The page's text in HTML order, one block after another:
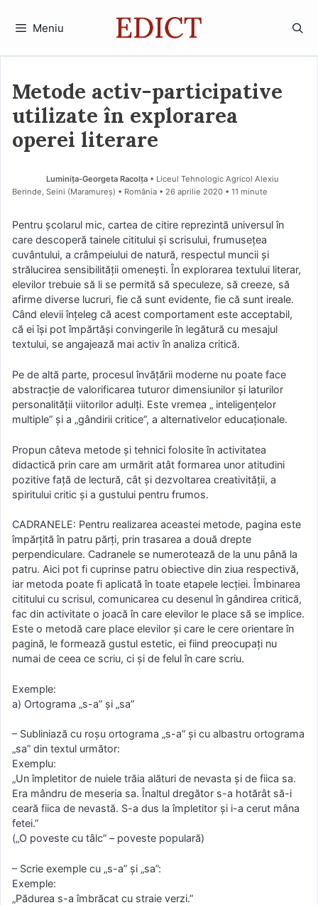
Meniu
Metode activ-participative
utilizate în explorarea
operei literare
Luminița-Georgeta Racolța • Liceul Tehnologic Agricol Alexiu
Berinde, Seini (Maramureş) • România
26 aprilie 2020 • 11 minute
Pentru şcolarul mic, cartea de citire reprezintă universul în
care descoperă tainele cititului şi scrisului, frumuseţea
cuvântului, a crâmpeiului de natură, respectul muncii şi
strălucirea sensibilităţii omeneşti. În explorarea textului literar,
elevilor trebuie să li se permită să speculeze, să creeze, să
afirme diverse lucruri, fie că sunt evidente, fie că sunt ireale.
Când elevii înţeleg că acest comportament este acceptabil,
că ei îşi pot împărtăşi convingerile în legătură cu mesajul
textului, se angajează mai activ în analiza critică.
Pe de altă parte, procesul învăţării moderne nu poate face
abstracţie de valorificarea tuturor dimensiunilor şi laturilor
personalităţii viitorilor adulţi. Este vremea „ inteligenţelor
multiple” şi a „gândirii critice”, a alternativelor educaţionale.
Propun câteva metode şi tehnici folosite în activitatea
didactică prin care am urmărit atât formarea unor atitudini
pozitive faţă de lectură, cât şi dezvoltarea creativităţii, a
spiritului critic şi a gustului pentru frumos.
CADRANELE: Pentru realizarea aceastei metode, pagina este
împărţită în patru părţi, prin trasarea a două drepte
perpendiculare. Cadranele se numerotează de la unu până la
patru. Aici pot fi cuprinse patru obiective din ziua respectivă,
iar metoda poate fi aplicată în toate etapele lecţiei. Îmbinarea
cititului cu scrisul, comunicarea cu desenul în gândirea critică,
fac din activitate o joacă în care elevilor le place să se implice.
Este o metodă care place elevilor şi care le cere orientare în
pagină, le formează gustul estetic, ei fiind preocupaţi nu
numai de ceea ce scriu, ci şi de felul în care scriu.
Exemple:
a) Ortograma „s-a” şi „sa”
– Subliniază cu roşu ortograma „s-a” şi cu albastru ortograma
„sa” din textul următor:
Exemplu:
„Un împletitor de nuiele trăia alături de nevasta şi de fiica sa.
Era mândru de meseria sa. Înaltul dregător s-a hotărât să-i
ceară fiica de nevastă. S-a dus la împletitor şi i-a cerut mâna
fetei.”
(„O poveste cu tâlc” – poveste populară)
– Scrie exemple cu „s-a” şi „sa”:
Exemple:
„Pădurea s-a îmbrăcat cu straie verzi.”